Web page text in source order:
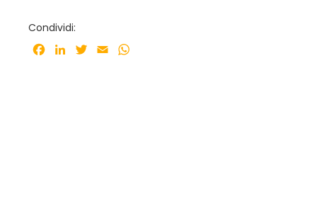
Condividi:
Facebook
LinkedInTwitter
Email